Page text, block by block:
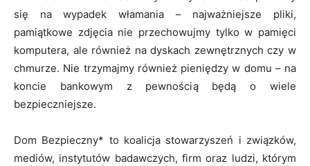
się na wypadek włamania – najważniejsze pliki,
pamiątkowe zdjęcia nie przechowujmy tylko w pamięci
komputera, ale również na dyskach zewnętrznych czy w
chmurze. Nie trzymajmy również pieniędzy w domu – na
koncie bankowym z pewnością będą o wiele
bezpieczniejsze.
Dom Bezpieczny* to koalicja stowarzyszeń i związków,
mediów, instytutów badawczych, firm oraz ludzi, którym